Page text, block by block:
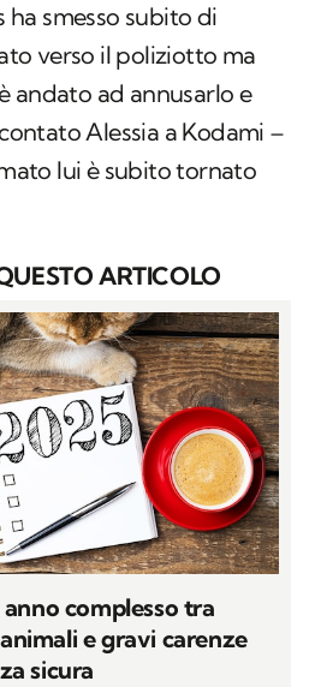
ha smesso subito di
verso il poliziotto ma
andato ad annusarlo e
Alessia a Kodami –
lui è subito tornato
ARTICOLO
complesso tra
e gravi carenze
sicura